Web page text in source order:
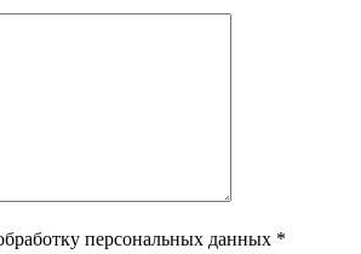
персональных данных *